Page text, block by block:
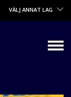
VÄLJ ANNAT LAG